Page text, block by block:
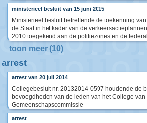
ministerieel besluit van 15 juni 2015
Ministerieel besluit betreffende de toekenning
de Staat in het kader van de
2010 toegekend aan de politiezones en de
toon meer (10)
arrest
arrest van 20 juli 2014
Collegebesluit nr. 20132014-0597 houdende de
bevoegdheden van de leden van het College van
Gemeenschapscommissie
arrest